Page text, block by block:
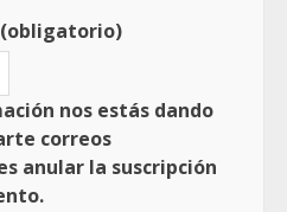
(obligatorio)
nos estás dando
correos
anular la suscripción